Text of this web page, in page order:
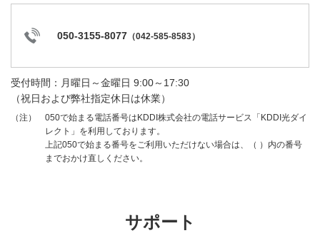
050-3155-8077 （042-585-8583）
受付時間：月曜日～金曜日 9:00～17:30
（祝日および弊社指定休日は休業）
（注）
050で始まる電話番号はKDDI株式会社の電話サービス「KDDI光ダイ
レクト」を利用しております。
上記050で始まる番号をご利用いただけない場合は、（ ）内の番号
までおかけ直しください。
サポート